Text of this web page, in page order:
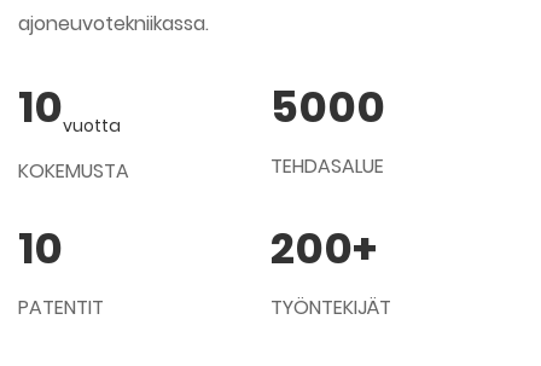
ajoneuvotekniikassa.
10vuotta
KOKEMUSTA
5000
TEHDASALUE
10
PATENTIT
200+
TYÖNTEKIJÄT